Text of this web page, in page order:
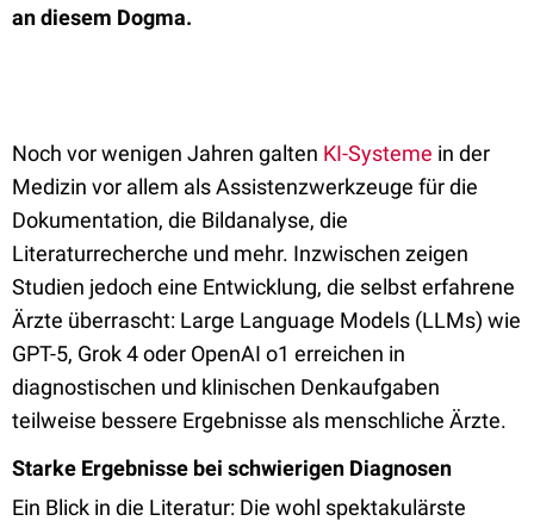
an diesem Dogma.
Noch vor wenigen Jahren galten KI-Systeme in der
Medizin vor allem als Assistenzwerkzeuge für die
Dokumentation, die Bildanalyse, die
Literaturrecherche und mehr. Inzwischen zeigen
Studien jedoch eine Entwicklung, die selbst erfahrene
Ärzte überrascht: Large Language Models (LLMs) wie
GPT-5, Grok 4 oder OpenAI o1 erreichen in
diagnostischen und klinischen Denkaufgaben
teilweise bessere Ergebnisse als menschliche Ärzte.
Starke Ergebnisse bei schwierigen Diagnosen
Ein Blick in die Literatur: Die wohl spektakulärste